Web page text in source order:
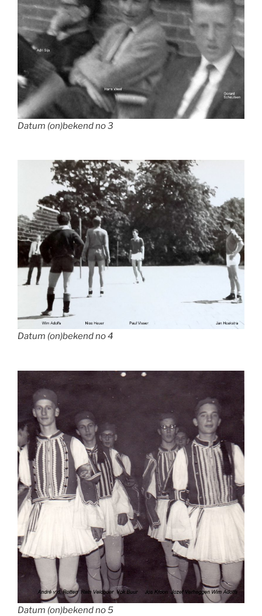
Datum (on)bekend no 3
Datum (on)bekend no 4
Datum (on)bekend no 5